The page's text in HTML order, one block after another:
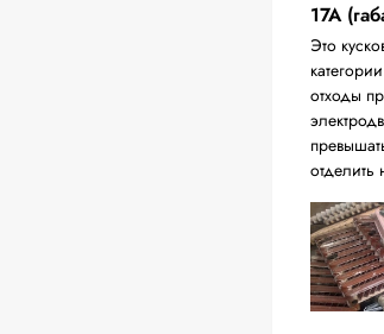
17А
Это
отходы
отделить